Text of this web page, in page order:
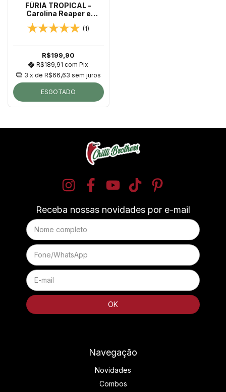
FÚRIA TROPICAL -
Carolina Reaper e
Jalapeño + Laranja e
Frutas Vermelhas 150ml
(1)
R$199,90
R$189,91com Pix
3 x de R$66,63 sem juros
ESGOTADO
Receba nossas novidades por e-mail
Navegação
Novidades
Combos